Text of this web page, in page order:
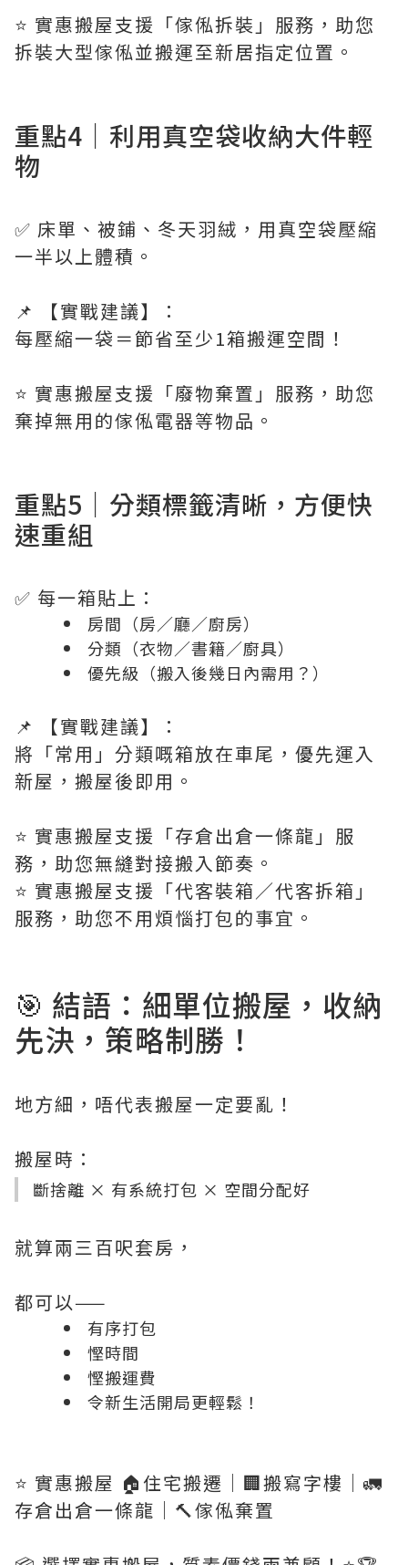
⭐️ 實惠搬屋支援「傢俬拆裝」服務，助您
拆裝大型傢俬並搬運至新居指定位置。
重點4｜利用真空袋收納大件輕
物
✅ 床單、被鋪、冬天羽絨，用真空袋壓縮
一半以上體積。
📌 【實戰建議】：
每壓縮一袋＝節省至少1箱搬運空間！
⭐️ 實惠搬屋支援「廢物棄置」服務，助您
棄掉無用的傢俬電器等物品。
重點5｜分類標籤清晰，方便快
速重組
✅ 每一箱貼上：
房間（房／廳／廚房）
分類（衣物／書籍／廚具）
優先級（搬入後幾日內需用？）
📌 【實戰建議】：
將「常用」分類嘅箱放在車尾，優先運入
新屋，搬屋後即用。
⭐️ 實惠搬屋支援「存倉出倉一條龍」服
務，助您無縫對接搬入節奏。
⭐️ 實惠搬屋支援「代客裝箱／代客拆箱」
服務，助您不用煩惱打包的事宜。
🎯 結語：細單位搬屋，收納
先決，策略制勝！
地方細，唔代表搬屋一定要亂！
搬屋時：
斷捨離 × 有系統打包 × 空間分配好
就算兩三百呎套房，
都可以——
有序打包
慳時間
慳搬運費
令新生活開局更輕鬆！
⭐️ 實惠搬屋 🏠住宅搬遷｜🏢搬寫字樓｜🚛
存倉出倉一條龍｜🔨傢俬棄置